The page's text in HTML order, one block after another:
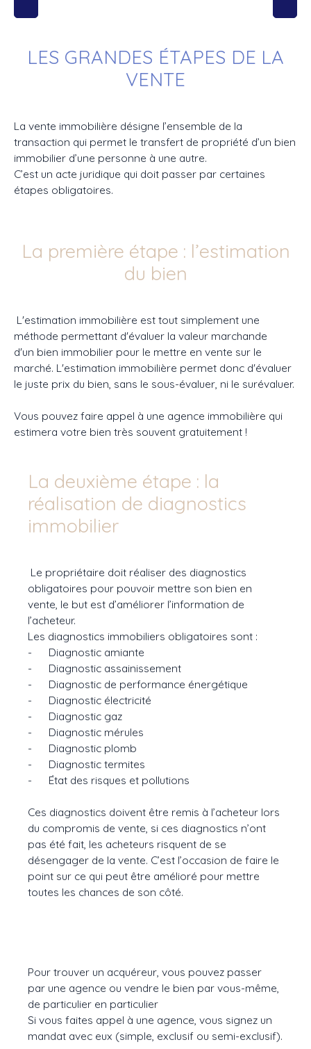
LES GRANDES ÉTAPES DE LA
VENTE
La vente immobilière désigne l’ensemble de la
transaction qui permet le transfert de propriété d’un bien
immobilier d’une personne à une autre.
C’est un acte juridique qui doit passer par certaines
étapes obligatoires.
La première étape : l’estimation
du bien
L'estimation immobilière est tout simplement une
méthode permettant d'évaluer la valeur marchande
d'un bien immobilier pour le mettre en vente sur le
marché. L'estimation immobilière permet donc d'évaluer
le juste prix du bien, sans le sous-évaluer, ni le surévaluer.
Vous pouvez faire appel à une agence immobilière qui
estimera votre bien très souvent gratuitement !
La deuxième étape : la
réalisation de diagnostics
immobilier
Le propriétaire doit réaliser des diagnostics
obligatoires pour pouvoir mettre son bien en
vente, le but est d’améliorer l’information de
l’acheteur.
Les diagnostics immobiliers obligatoires sont :
- Diagnostic amiante
- Diagnostic assainissement
- Diagnostic de performance énergétique
- Diagnostic électricité
- Diagnostic gaz
- Diagnostic mérules
- Diagnostic plomb
- Diagnostic termites
- État des risques et pollutions
Ces diagnostics doivent être remis à l’acheteur lors
du compromis de vente, si ces diagnostics n’ont
pas été fait, les acheteurs risquent de se
désengager de la vente. C’est l’occasion de faire le
point sur ce qui peut être amélioré pour mettre
toutes les chances de son côté.
Pour trouver un acquéreur, vous pouvez passer
par une agence ou vendre le bien par vous-même,
de particulier en particulier
Si vous faites appel à une agence, vous signez un
mandat avec eux (simple, exclusif ou semi-exclusif).